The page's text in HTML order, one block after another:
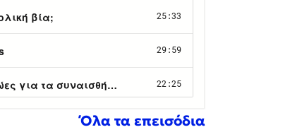
Όλα τα επεισόδια